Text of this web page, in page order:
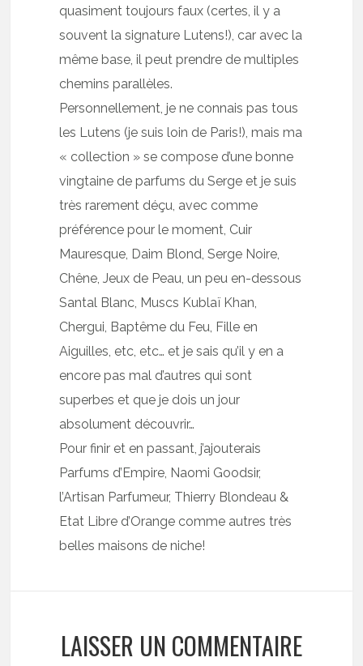
quasiment toujours faux (certes, il y a
souvent la signature Lutens!), car avec la
même base, il peut prendre de multiples
chemins parallèles.
Personnellement, je ne connais pas tous
les Lutens (je suis loin de Paris!), mais ma
« collection » se compose d’une bonne
vingtaine de parfums du Serge et je suis
très rarement déçu, avec comme
préférence pour le moment, Cuir
Mauresque, Daim Blond, Serge Noire,
Chêne, Jeux de Peau, un peu en-dessous
Santal Blanc, Muscs Kublaï Khan,
Chergui, Baptême du Feu, Fille en
Aiguilles, etc, etc… et je sais qu’il y en a
encore pas mal d’autres qui sont
superbes et que je dois un jour
absolument découvrir…
Pour finir et en passant, j’ajouterais
Parfums d’Empire, Naomi Goodsir,
l’Artisan Parfumeur, Thierry Blondeau &
Etat Libre d’Orange comme autres très
belles maisons de niche!
LAISSER UN COMMENTAIRE